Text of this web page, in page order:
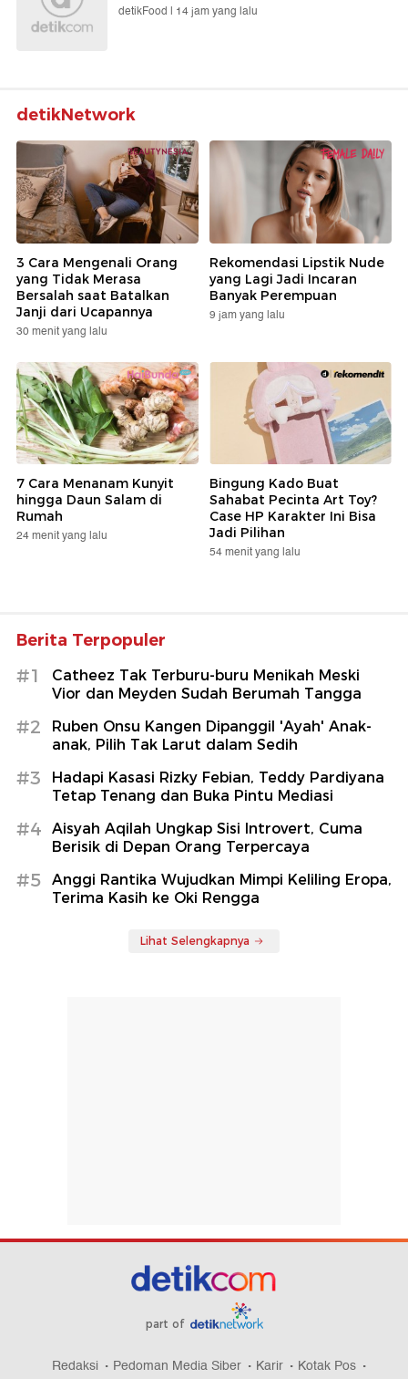
detikFood | 14 jam yang lalu
detikNetwork
3 Cara Mengenali Orang
yang Tidak Merasa
Bersalah saat Batalkan
Janji dari Ucapannya
30 menit yang lalu
Rekomendasi Lipstik Nude
yang Lagi Jadi Incaran
Banyak Perempuan
9 jam yang lalu
7 Cara Menanam Kunyit
hingga Daun Salam di
Rumah
24 menit yang lalu
Bingung Kado Buat
Sahabat Pecinta Art Toy?
Case HP Karakter Ini Bisa
Jadi Pilihan
54 menit yang lalu
Berita Terpopuler
#1
Catheez Tak Terburu-buru Menikah Meski
Vior dan Meyden Sudah Berumah Tangga
#2
Ruben Onsu Kangen Dipanggil 'Ayah' Anak-
anak, Pilih Tak Larut dalam Sedih
#3
Hadapi Kasasi Rizky Febian, Teddy Pardiyana
Tetap Tenang dan Buka Pintu Mediasi
#4
Aisyah Aqilah Ungkap Sisi Introvert, Cuma
Berisik di Depan Orang Terpercaya
#5
Anggi Rantika Wujudkan Mimpi Keliling Eropa,
Terima Kasih ke Oki Rengga
Lihat Selengkapnya
part of
Redaksi Pedoman Media Siber Karir Kotak Pos